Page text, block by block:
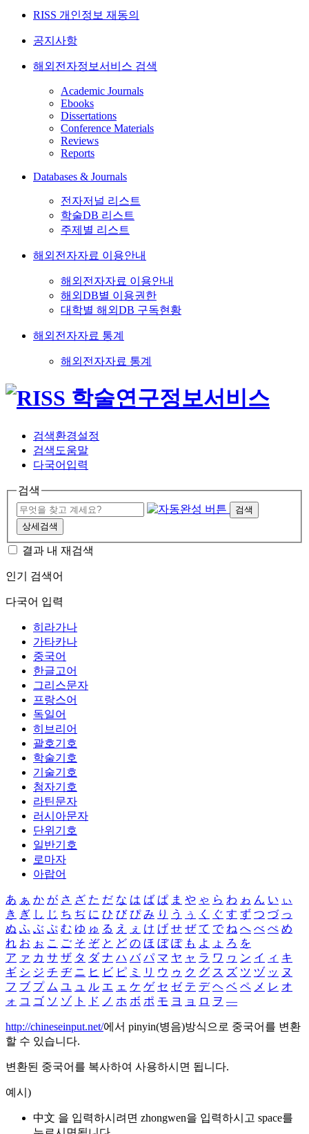
RISS 개인정보 재동의
공지사항
해외전자정보서비스 검색
Academic Journals
Ebooks
Dissertations
Conference Materials
Reviews
Reports
Databases & Journals
전자저널 리스트
학술DB 리스트
주제별 리스트
해외전자자료 이용안내
해외전자자료 이용안내
해외DB별 이용권한
대학별 해외DB 구독현황
해외전자자료 통계
해외전자자료 통계
검색환경설정
검색도움말
다국어입력
검색
검색
상세검색
결과 내 재검색
인기 검색어
다국어 입력
히라가나
가타카나
중국어
한글고어
그리스문자
프랑스어
독일어
히브리어
괄호기호
학술기호
기술기호
첨자기호
라틴문자
러시아문자
단위기호
일반기호
로마자
아랍어
あ ぁ か が さ ざ た だ な は ば ぱ ま や ゃ ら わ ゎ ん い ぃ
き ぎ し じ ち ぢ に ひ び ぴ み り う ぅ く ぐ す ず つ づ っ
ぬ ふ ぶ ぷ む ゆ ゅ る え ぇ け げ せ ぜ て で ね へ べ ぺ め
れ お ぉ こ ご そ ぞ と ど の ほ ぼ ぽ も よ ょ ろ を
ア ァ カ サ ザ タ ダ ナ ハ バ パ マ ヤ ャ ラ ワ ヮ ン イ ィ キ
ギ シ ジ チ ヂ ニ ヒ ビ ピ ミ リ ウ ゥ ク グ ス ズ ツ ヅ ッ ヌ
フ ブ プ ム ユ ュ ル エ ェ ケ ゲ セ ゼ テ デ ヘ ベ ペ メ レ オ
ォ コ ゴ ソ ゾ ト ド ノ ホ ボ ポ モ ヨ ョ ロ ヲ ―
http://chineseinput.net/에서 pinyin(병음)방식으로 중국어를 변환
할 수 있습니다.
변환된 중국어를 복사하여 사용하시면 됩니다.
예시)
中文 을 입력하시려면 zhongwen을 입력하시고 space를